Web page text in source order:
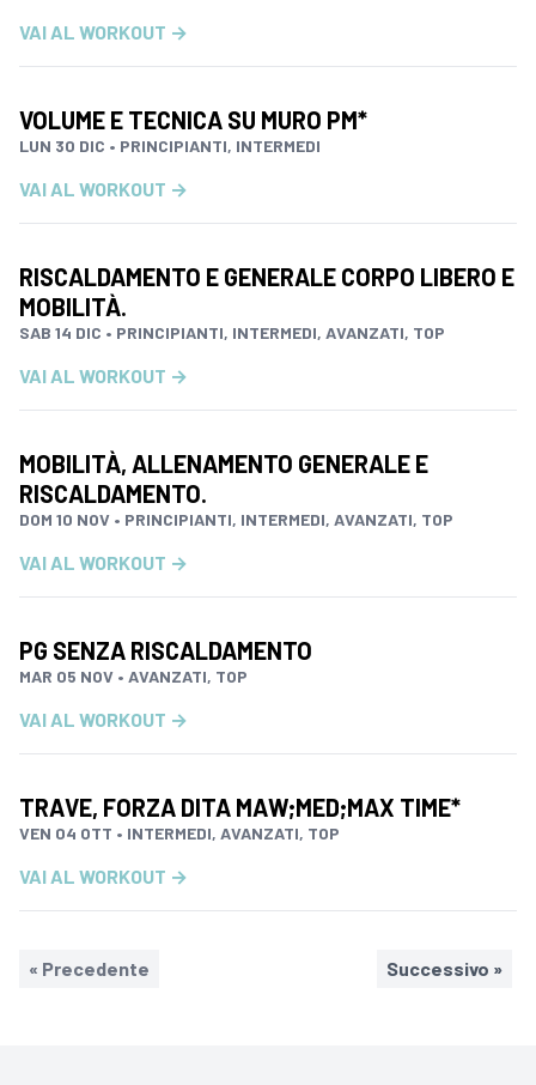
VAI AL WORKOUT →
VOLUME E TECNICA SU MURO PM*
LUN 30 DIC • PRINCIPIANTI, INTERMEDI
VAI AL WORKOUT →
RISCALDAMENTO E GENERALE CORPO LIBERO E
MOBILITÀ.
SAB 14 DIC • PRINCIPIANTI, INTERMEDI, AVANZATI, TOP
VAI AL WORKOUT →
MOBILITÀ, ALLENAMENTO GENERALE E
RISCALDAMENTO.
DOM 10 NOV • PRINCIPIANTI, INTERMEDI, AVANZATI, TOP
VAI AL WORKOUT →
PG SENZA RISCALDAMENTO
MAR 05 NOV • AVANZATI, TOP
VAI AL WORKOUT →
TRAVE, FORZA DITA MAW;MED;MAX TIME*
VEN 04 OTT • INTERMEDI, AVANZATI, TOP
VAI AL WORKOUT →
« Precedente Successivo »